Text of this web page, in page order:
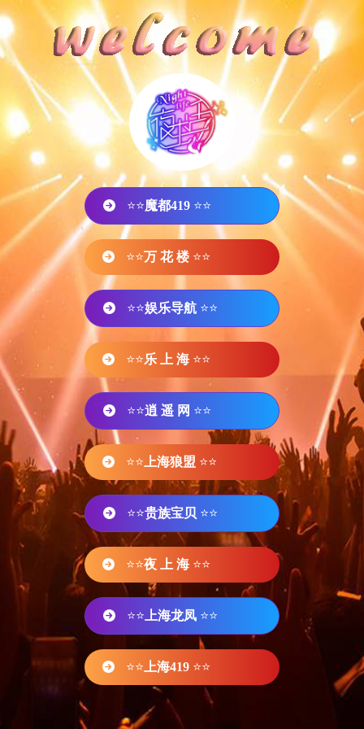
⭐⭐魔都419 ⭐⭐
⭐⭐万 花 楼 ⭐⭐
⭐⭐娱乐导航 ⭐⭐
⭐⭐乐 上 海 ⭐⭐
⭐⭐逍 遥 网 ⭐⭐
⭐⭐ 上海狼盟 ⭐⭐
⭐⭐贵族宝贝 ⭐⭐
⭐⭐夜 上 海 ⭐⭐
⭐⭐ 上海龙凤 ⭐⭐
⭐⭐ 上海419 ⭐⭐